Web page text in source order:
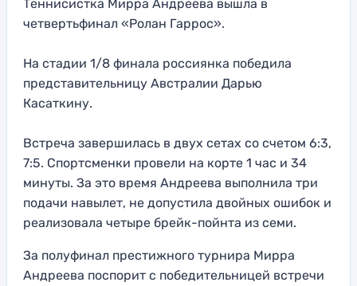
Теннисистка Мирра Андреева вышла в
четвертьфинал «Ролан Гаррос».
На стадии 1/8 финала россиянка победила
представительницу Австралии Дарью
Касаткину.
Встреча завершилась в двух сетах со счетом 6:3,
7:5. Спортсменки провели на корте 1 час и 34
минуты. За это время Андреева выполнила три
подачи навылет, не допустила двойных ошибок и
реализовала четыре брейк-пойнта из семи.
За полуфинал престижного турнира Мирра
Андреева поспорит с победительницей встречи